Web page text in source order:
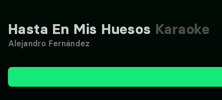
Hasta En Mis Huesos Karaoke
Alejandro Fernández